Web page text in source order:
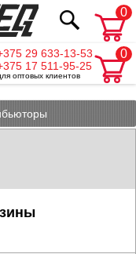
0
0
29 633-13-53
17 511-95-25
оптовых клиентов